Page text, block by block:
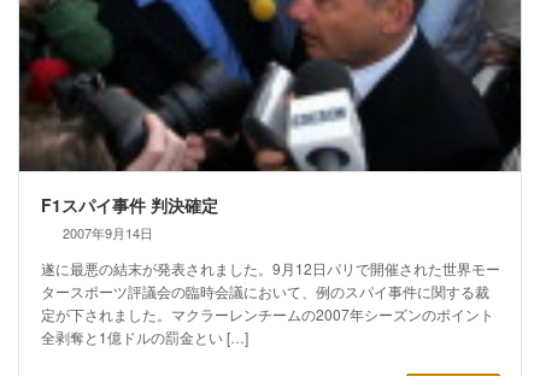
F1スパイ事件 判決確定
2007年9月14日
遂に最悪の結末が発表されました。9月12日パリで開催された世界モー
タースポーツ評議会の臨時会議において、例のスパイ事件に関する裁
定が下されました。マクラーレンチームの2007年シーズンのポイント
全剥奪と1億ドルの罰金とい […]